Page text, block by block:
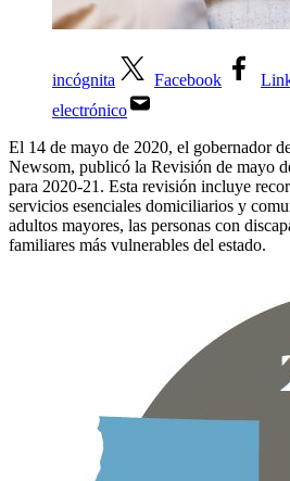
incógnita Facebook
electrónico
El 14 de mayo de 2020, el gobernador
Newsom, publicó la Revisión de mayo
para 2020-21. Esta revisión incluye
servicios esenciales domiciliarios y
adultos mayores, las personas con
familiares más vulnerables del estado.